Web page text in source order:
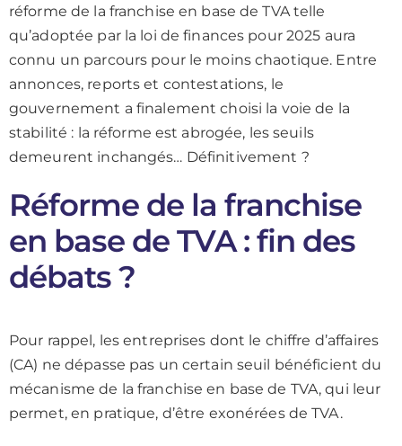
réforme de la franchise en base de TVA telle
qu’adoptée par la loi de finances pour 2025 aura
connu un parcours pour le moins chaotique. Entre
annonces, reports et contestations, le
gouvernement a finalement choisi la voie de la
stabilité : la réforme est abrogée, les seuils
demeurent inchangés… Définitivement ?
Réforme de la franchise
en base de TVA : fin des
débats ?
Pour rappel, les entreprises dont le chiffre d’affaires
(CA) ne dépasse pas un certain seuil bénéficient du
mécanisme de la franchise en base de TVA, qui leur
permet, en pratique, d’être exonérées de TVA.